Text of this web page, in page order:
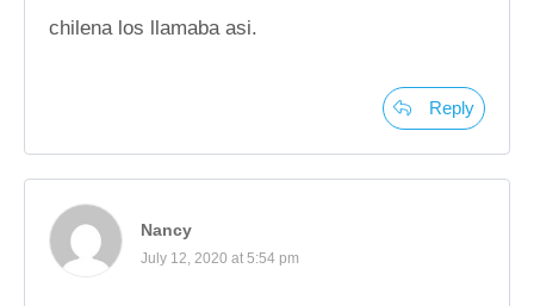
chilena los llamaba asi.
Reply
Nancy
July 12, 2020 at 5:54 pm